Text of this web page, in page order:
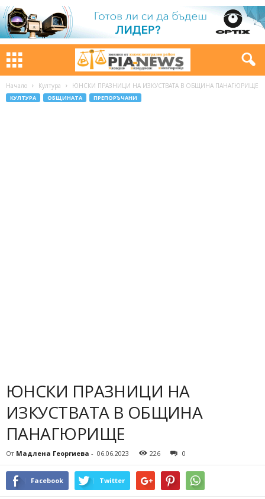
Начало Култура ЮНСКИ ПРАЗНИЦИ НА ИЗКУСТВАТА В ОБЩИНА ПАНАГЮРИЩЕ
КУЛТУРА ОБЩИНАТА ПРЕПОРЪЧАНИ
ЮНСКИ ПРАЗНИЦИ НА
ИЗКУСТВАТА В ОБЩИНА
ПАНАГЮРИЩЕ
От Мадлена Георгиева - 06.06.2023 226 0
Facebook Twitter